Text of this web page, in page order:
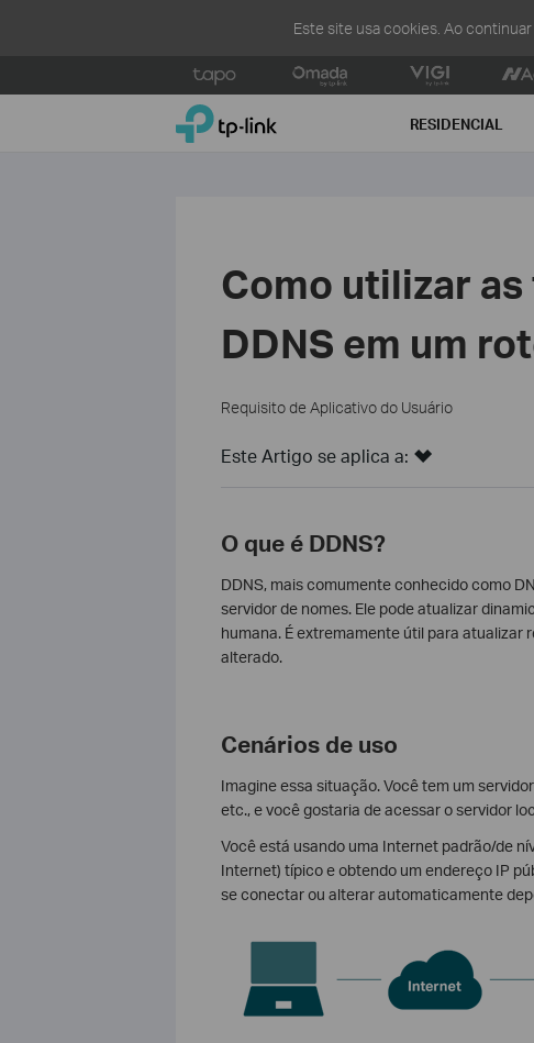
Este site usa cookies. Ao
to
TP-Link, Reliably Smart RESIDENCIAL
Como utilizar
DDNS em um
Requisito de Aplicativo do Usuário
Este Artigo se aplica a:
O que é DDNS?
DDNS, mais comumente conhecido como
servidor de nomes. Ele pode atualizar
humana. É extremamente útil para atualizar
alterado.
Cenários de uso
Imagine essa situação. Você tem um
etc., e você gostaria de acessar o servidor
Você está usando uma Internet padrão/de
Internet) típico e obtendo um endereço IP
se conectar ou alterar automaticamente